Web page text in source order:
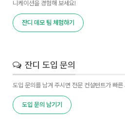
니케이션을 경험해 보세요!
잔디 데모 팀 체험하기
잔디 도입 문의
도입 문의를 남겨 주시면 전문 컨설턴트가 빠
도입 문의 남기기